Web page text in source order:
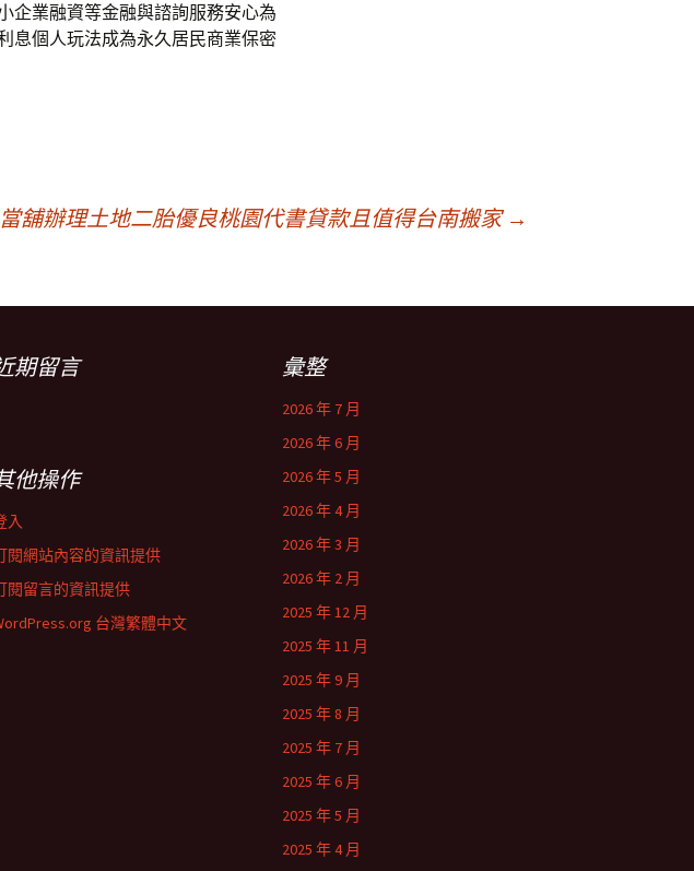
企業融資等金融與諮詢服務安心為
息個人玩法成為永久居民商業保密
舖辦理土地二胎優良桃園代書貸款且值得台南搬家 →
期留言 彙整
2026 年 7 月
2026 年 6 月
2026 年 5 月
2026 年 4 月
2026 年 3 月
2026 年 2 月
2025 年 12 月
2025 年 11 月
2025 年 9 月
2025 年 8 月
2025 年 7 月
2025 年 6 月
2025 年 5 月
2025 年 4 月
他操作
入
閱網站內容的資訊提供
閱留言的資訊提供
台灣繁體中文